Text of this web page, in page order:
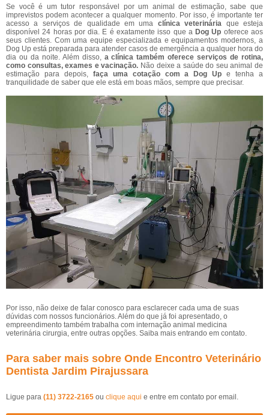
Se você é um tutor responsável por um animal de estimação, sabe que
imprevistos podem acontecer a qualquer momento. Por isso, é importante ter
acesso a serviços de qualidade em uma clínica veterinária que esteja
disponível 24 horas por dia. E é exatamente isso que a Dog Up oferece aos
seus clientes. Com uma equipe especializada e equipamentos modernos, a
Dog Up está preparada para atender casos de emergência a qualquer hora do
dia ou da noite. Além disso, a clínica também oferece serviços de rotina,
como consultas, exames e vacinação. Não deixe a saúde do seu animal de
estimação para depois, faça uma cotação com a Dog Up e tenha a
tranquilidade de saber que ele está em boas mãos, sempre que precisar.
Por isso, não deixe de falar conosco para esclarecer cada uma de suas
dúvidas com nossos funcionários. Além do que já foi apresentado, o
empreendimento também trabalha com internação animal medicina
veterinária cirurgia, entre outras opções. Saiba mais entrando em contato.
Para saber mais sobre Onde Encontro Veterinário
Dentista Jardim Pirajussara
Ligue para (11) 3722-2165 ou clique aqui e entre em contato por email.